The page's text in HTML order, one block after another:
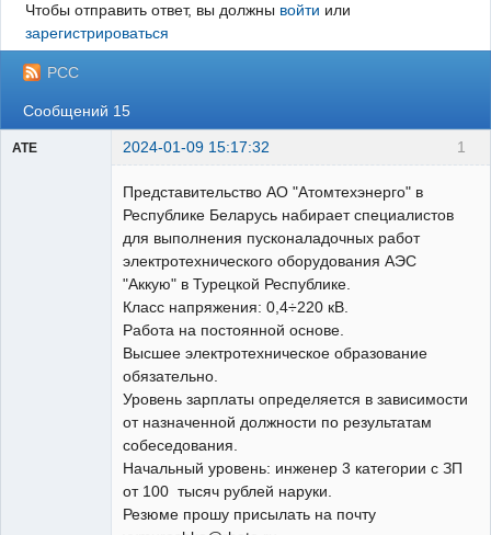
Чтобы отправить ответ, вы должны войти или
зарегистрироваться
РСС
Сообщений 15
1
ATE 2024-01-09 15:17:32
Представительство АО "Атомтехэнерго" в
Республике Беларусь набирает специалистов
для выполнения пусконаладочных работ
электротехнического оборудования АЭС
"Аккую" в Турецкой Республике.
Класс напряжения: 0,4÷220 кВ.
Работа на постоянной основе.
Высшее электротехническое образование
обязательно.
Уровень зарплаты определяется в зависимости
от назначенной должности по результатам
собеседования.
Начальный уровень: инженер 3 категории с ЗП
от 100 тысяч рублей наруки.
Резюме прошу присылать на почту